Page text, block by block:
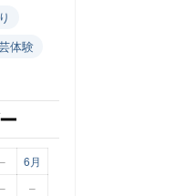
体験
–
6月
– –